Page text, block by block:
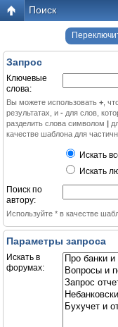
Поиск
Запрос
Ключевые
слова:
Вы можете использовать + ,
результатах, и - для слов,
разделить слова символом |
качестве шаблона для
Искать
Искать
Поиск по
автору:
Используйте * в качестве
Параметры запроса
Искать в
форумах: